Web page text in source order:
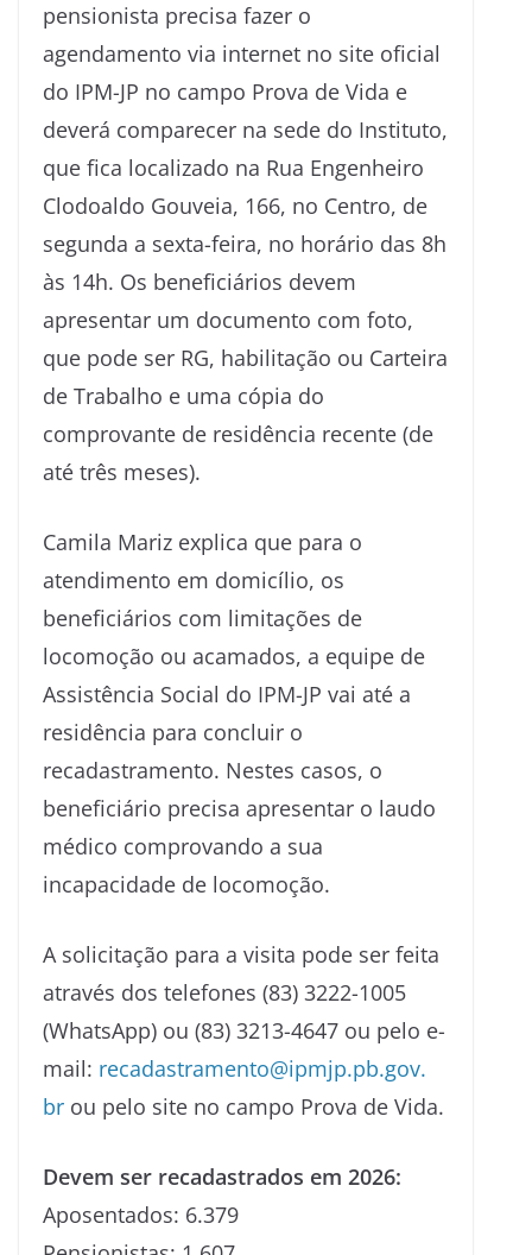
pensionista precisa fazer o
agendamento via internet no site oficial
do IPM-JP no campo Prova de Vida e
deverá comparecer na sede do Instituto,
que fica localizado na Rua Engenheiro
Clodoaldo Gouveia, 166, no Centro, de
segunda a sexta-feira, no horário das 8h
às 14h. Os beneficiários devem
apresentar um documento com foto,
que pode ser RG, habilitação ou Carteira
de Trabalho e uma cópia do
comprovante de residência recente (de
até três meses).
Camila Mariz explica que para o
atendimento em domicílio, os
beneficiários com limitações de
locomoção ou acamados, a equipe de
Assistência Social do IPM-JP vai até a
residência para concluir o
recadastramento. Nestes casos, o
beneficiário precisa apresentar o laudo
médico comprovando a sua
incapacidade de locomoção.
A solicitação para a visita pode ser feita
através dos telefones (83) 3222-1005
(WhatsApp) ou (83) 3213-4647 ou pelo e-
mail: recadastramento@ipmjp.pb.gov.
br ou pelo site no campo Prova de Vida.
Devem ser recadastrados em 2026:
Aposentados: 6.379